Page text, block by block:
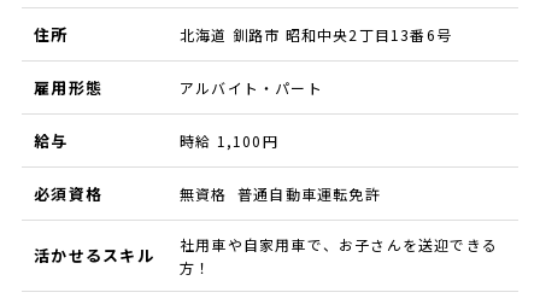
住所 北海道 釧路市 昭和中央2丁目13番6号
雇用形態 アルバイト・パート
給与 時給 1,100円
必須資格 無資格 普通自動車運転免許
活かせるスキル
社用車や自家用車で、お子さんを送迎できる
方！